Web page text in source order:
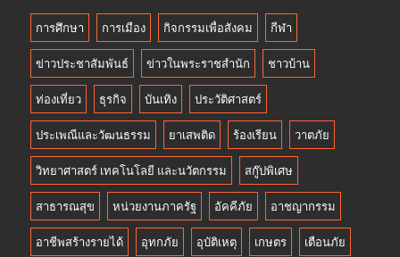
การศึกษา การเมือง กิจกรรมเพื่อสังคม กีฬา
ข่าวประชาสัมพันธ์ ข่าวในพระราชสำนัก ชาวบ้าน
ท่องเที่ยว ธุรกิจ บันเทิง ประวัติศาสตร์
ประเพณีและวัฒนธรรม ยาเสพติด ร้องเรียน วาตภัย
วิทยาศาสตร์ เทคโนโลยี และนวัตกรรม สกู๊ปพิเศษ
สาธารณสุข หน่วยงานภาครัฐ อัคคีภัย อาชญากรรม
อาชีพสร้างรายได้ อุทกภัย อุบัติเหตุ เกษตร เตือนภัย